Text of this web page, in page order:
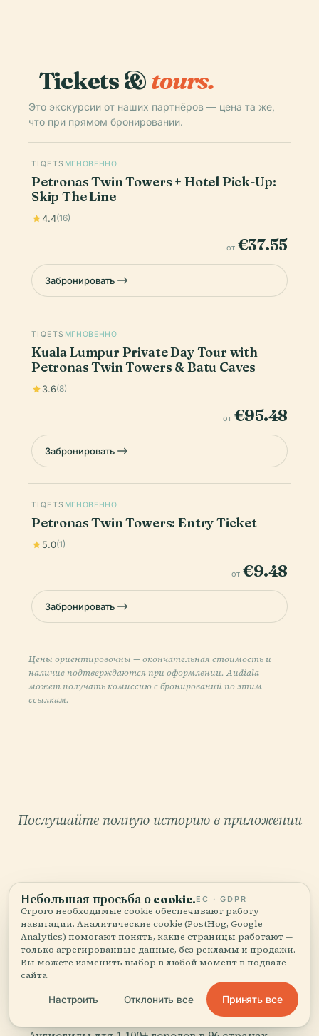
Tickets &tours.
Это экскурсии от наших партнёров — цена та же,
что при прямом бронировании.
TIQETS МГНОВЕННО
Petronas Twin Towers + Hotel Pick-Up:
Skip The Line
4.4(16)
от €37.55
Забронировать
TIQETS МГНОВЕННО
Kuala Lumpur Private Day Tour with
Petronas Twin Towers & Batu Caves
3.6(8)
от €95.48
Забронировать
TIQETS МГНОВЕННО
Petronas Twin Towers: Entry Ticket
5.0(1)
от €9.48
Забронировать
Цены ориентировочны — окончательная стоимость и
наличие подтверждаются при оформлении. Audiala
может получать комиссию с бронирований по этим
ссылкам.
Послушайте полную историю в приложении
ВАШ ЛИЧНЫЙ КУРАТОР
Весь Филармонический Зал
Петронас,
рассказанный как надо.
Небольшая просьба о cookie.ЕС · GDPR
Строго необходимые cookie обеспечивают работу
навигации. Аналитические cookie (PostHog, Google
Analytics) помогают понять, какие страницы работают —
только агрегированные данные, без рекламы и продажи.
Вы можете изменить выбор в любой момент в подвале
сайта.
Настроить Отклонить все Принять все